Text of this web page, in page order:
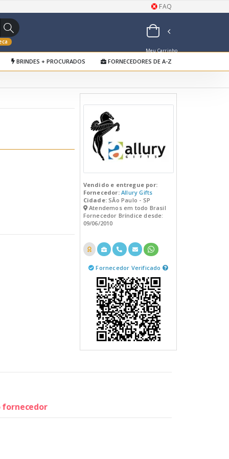
FAQ
Meu Carrinho
de Orçamentos
BRINDES + PROCURADOS FORNECEDORES DE A-Z
Vendido e entregue por:
Fornecedor: Allury Gifts
Cidade:SÃo Paulo - SP
Atendemos em todo Brasil
Fornecedor Bríndice desde:
09/06/2010
Fornecedor Verificado
fornecedor